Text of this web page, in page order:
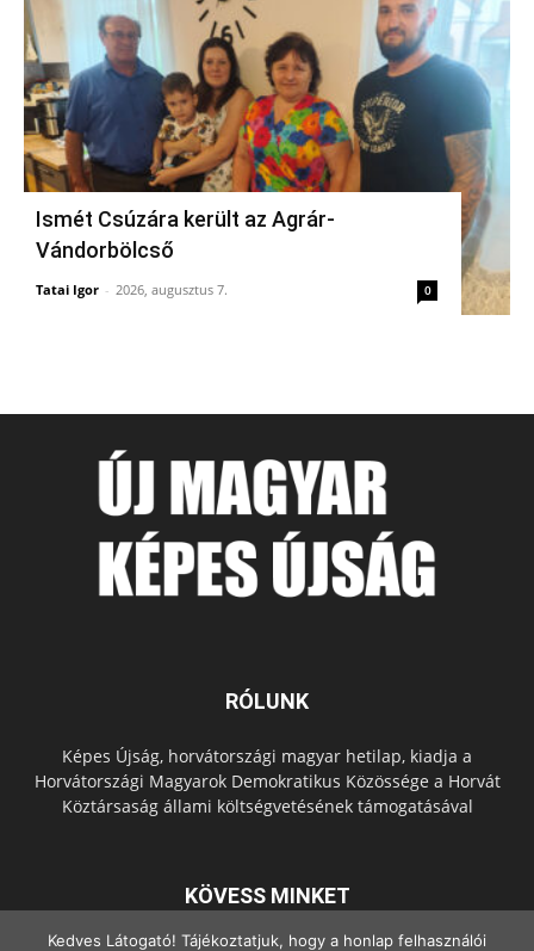
Ismét Csúzára került az Agrár-
Vándorbölcső
Tatai Igor - 2026, augusztus 7. 0
RÓLUNK
Képes Újság, horvátországi magyar hetilap, kiadja a
Horvátországi Magyarok Demokratikus Közössége a Horvát
Köztársaság állami költségvetésének támogatásával
KÖVESS MINKET
Kedves Látogató! Tájékoztatjuk, hogy a honlap felhasználói